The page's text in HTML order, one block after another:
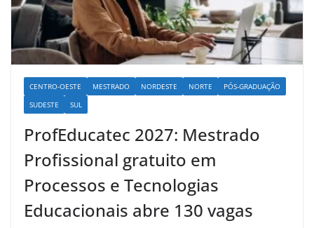
CENTRO-OESTE MESTRADO NORDESTE NORTE
PÓS-GRADUAÇÃO
SUDESTE
SUL
ProfEducatec 2027: Mestrado
Profissional gratuito em
Processos e Tecnologias
Educacionais abre 130 vagas